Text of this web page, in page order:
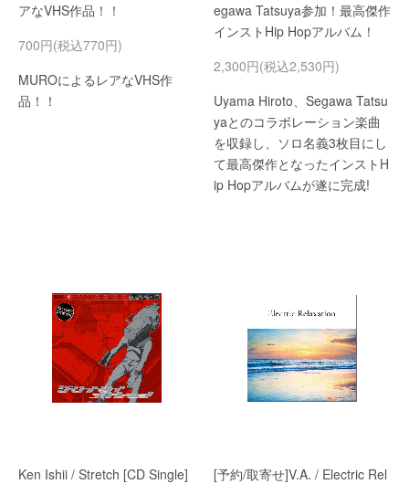
アなVHS作品！！
700円(税込770円)
MUROによるレアなVHS作
品！！
egawa Tatsuya参加！最高傑作
インストHip Hopアルバム！
2,300円(税込2,530円)
Uyama Hiroto、Segawa Tatsu
yaとのコラボレーション楽曲
を収録し、ソロ名義3枚目にし
て最高傑作となったインストH
ip Hopアルバムが遂に完成!
Ken Ishii / Stretch [CD Single]
[予約/取寄せ]V.A. / Electric Rel